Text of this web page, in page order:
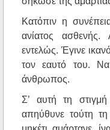
Κατόπιν η
ανίατος ασθενής.
εντελώς. Έγινε
τον εαυτό του. Να
άνθρωπος.
Σ’ αυτή τη
απηύθυνε τούτη